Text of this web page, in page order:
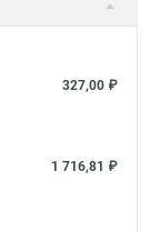
327,00 ₽
1 716,81 ₽